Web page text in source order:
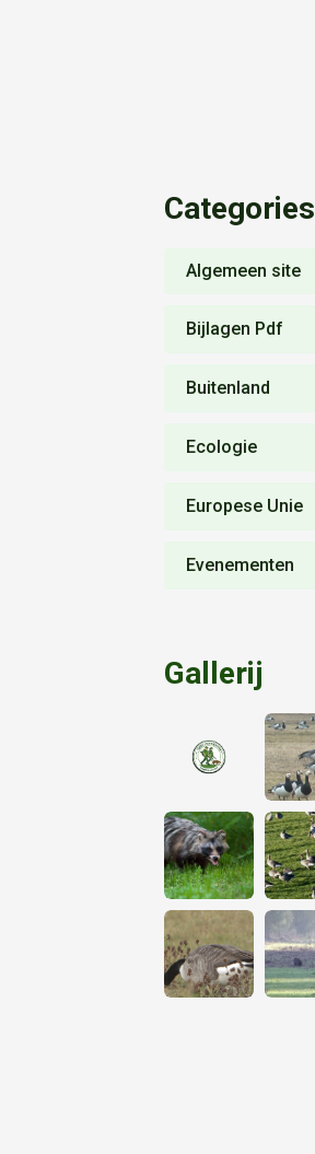
Categories
Algemeen site
Bijlagen Pdf
Buitenland
Ecologie
Europese Unie
Evenementen
Gallerij